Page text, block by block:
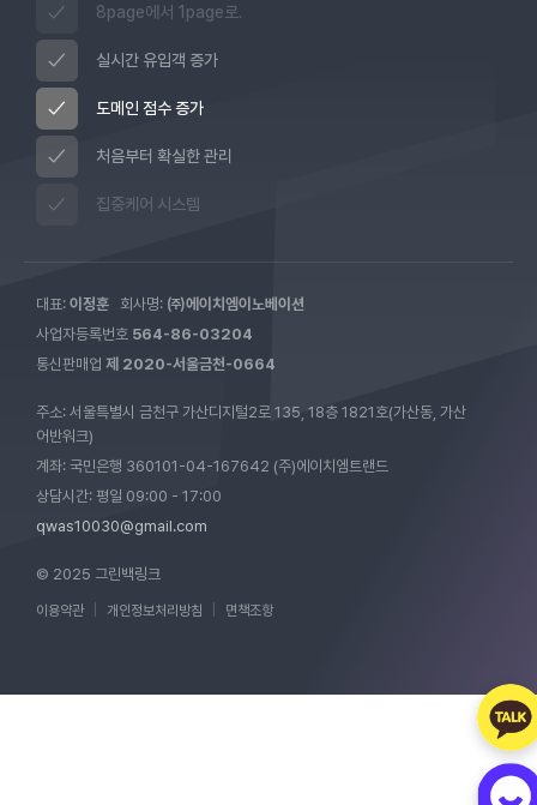
8page에서 1page로.
실시간 유입객 증가
도메인 점수 증가
처음부터 확실한 관리
집중케어 시스템
대표: 이정훈 회사명: ㈜에이치엠이노베이션
사업자등록번호 564-86-03204
통신판매업 제 2020-서울금천-0664
주소: 서울특별시 금천구 가산디지털2로 135, 18층 1821호(가산동, 가산
어반워크)
계좌: 국민은행 360101-04-167642 (주)에이치엠트랜드
상담시간: 평일 09:00 - 17:00
qwas10030@gmail.com
© 2025 그린백링크
이용약관 개인정보처리방침 면책조항